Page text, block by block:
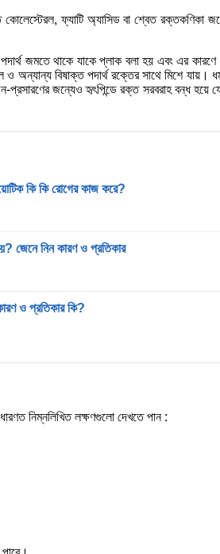
কোলেস্টেরল, ফ্যাটি অ্যাসিড বা শ্বেত
জমতে থাকে যাকে প্লাক বলা হয় এবং এর
বিষাক্ত পদার্থ রক্তের সাথে মিশে যায়।
প্রসারণের জন্যেও হৃৎপিন্ডে রক্ত সরবরাহ বন্ধ
কি কি রোগের কাজ করে?
জেনে নিন কারণ ও প্রতিকার
ও প্রতিকার কি?
নিম্নলিখিত লক্ষণগুলো দেখতে পান :